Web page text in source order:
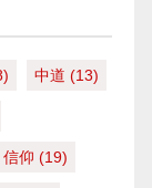
中道 (13)
信仰 (19)